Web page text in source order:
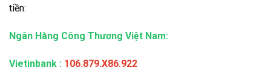
tiền:
Ngân Hàng Công Thương Việt Nam:
Vietinbank : 106.879.X86.922